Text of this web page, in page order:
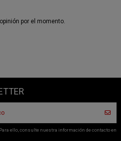
por el momento.
ello, consulte nuestra información de contacto en